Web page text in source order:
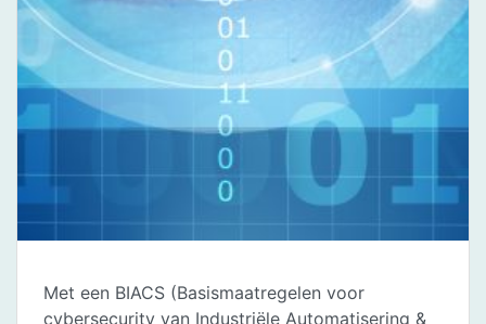
Met een BIACS (Basismaatregelen voor
cybersecurity van Industriële Automatisering &